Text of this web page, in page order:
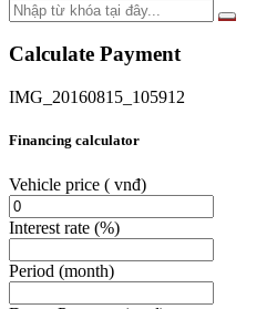
Calculate Payment
IMG_20160815_105912
Financing calculator
Vehicle price ( vnđ)
Interest rate (%)
Period (month)